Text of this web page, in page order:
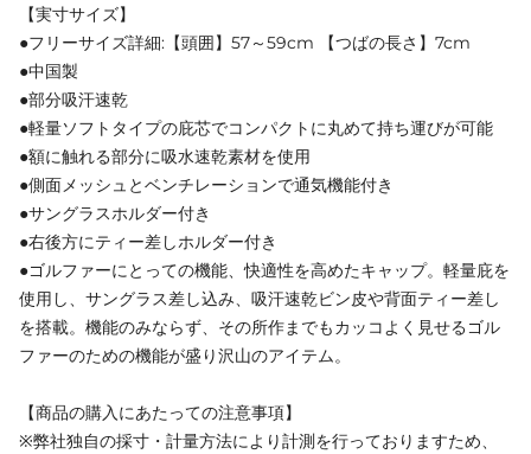
【実寸サイズ】
●フリーサイズ詳細:【頭囲】57～59cm 【つばの長さ】7cm
●中国製
●部分吸汗速乾
●軽量ソフトタイプの庇芯でコンパクトに丸めて持ち運びが可能
●額に触れる部分に吸水速乾素材を使用
●側面メッシュとベンチレーションで通気機能付き
●サングラスホルダー付き
●右後方にティー差しホルダー付き
●ゴルファーにとっての機能、快適性を高めたキャップ。軽量庇を
使用し、サングラス差し込み、吸汗速乾ビン皮や背面ティー差し
を搭載。機能のみならず、その所作までもカッコよく見せるゴル
ファーのための機能が盛り沢山のアイテム。
【商品の購入にあたっての注意事項】
※弊社独自の採寸・計量方法により計測を行っておりますため、